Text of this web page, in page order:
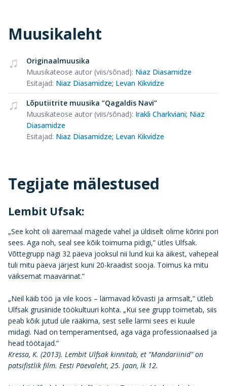
Muusikaleht
Originaalmuusika
Muusikateose autor (viis/sõnad): Niaz Diasamidze
Esitajad: Niaz Diasamidze; Levan Kikvidze
Lõputiitrite muusika ”Qagaldis Navi”
Muusikateose autor (viis/sõnad): Irakli Charkviani; Niaz
Diasamidze
Esitajad: Niaz Diasamidze; Levan Kikvidze
Tegijate mälestused
Lembit Ufsak:
„See koht oli ääremaal mägede vahel ja üldiselt olime kõrini pori
sees. Aga noh, seal see kõik toimuma pidigi,” ütles Ulfsak.
Võttegrupp nägi 32 päeva jooksul nii lund kui ka äikest, vahepeal
tuli mitu päeva järjest kuni 20-kraadist sooja. Toimus ka mitu
väiksemat maavärinat.”
„Neil käib töö ja vile koos – lärmavad kõvasti ja armsalt,” ütleb
Ulfsak grusiinide töökultuuri kohta. „Kui see grupp toimetab, siis
peab kõik jutud üle rääkima, sest selle lärmi sees ei kuule
midagi. Nad on temperamentsed, aga väga professionaalsed ja
head töötajad.”
Kressa, K. (2013). Lembit Ulfsak kinnitab, et "Mandariinid" on
patsifistlik film. Eesti Päevaleht, 25. jaan, lk 12.